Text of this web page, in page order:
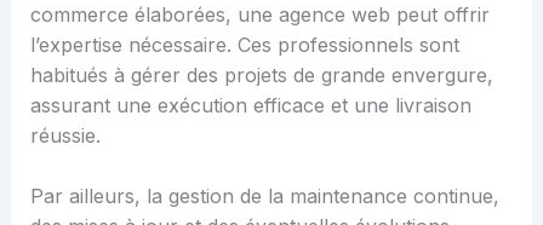
commerce élaborées, une agence web peut offrir
l’expertise nécessaire. Ces professionnels sont
habitués à gérer des projets de grande envergure,
assurant une exécution efficace et une livraison
réussie.
Par ailleurs, la gestion de la maintenance continue,